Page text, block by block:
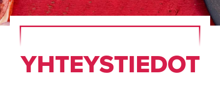
YH­TEYS­TIE­DOT